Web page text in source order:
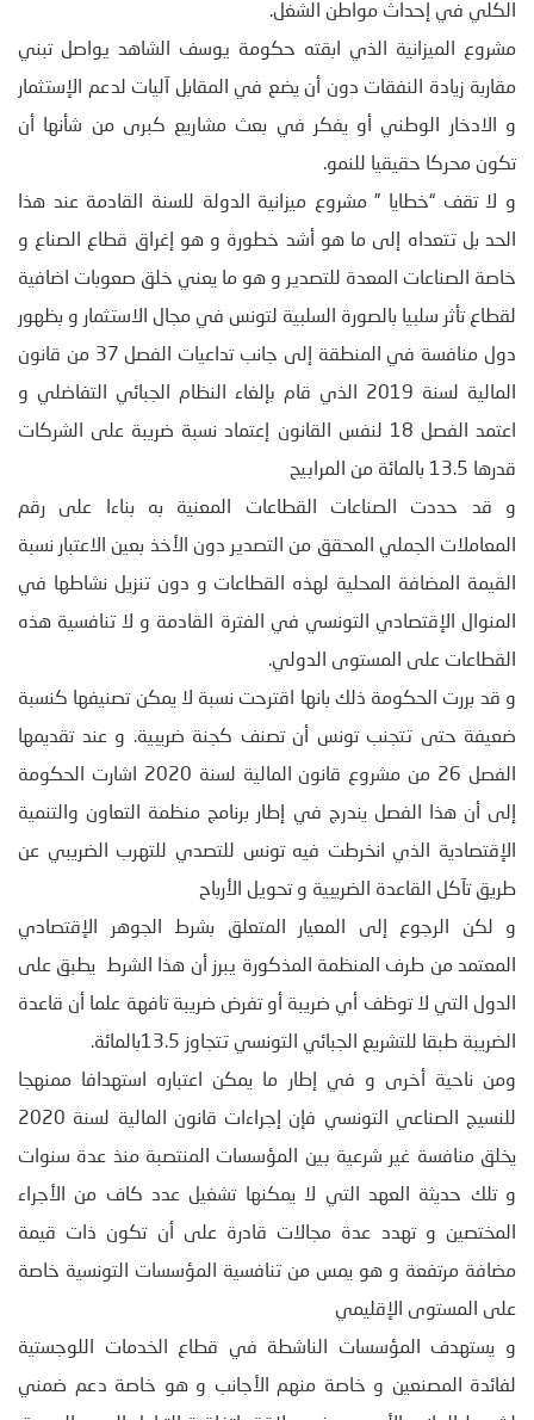
الكلي في إحداث مواطن الشغل.
مشروع الميزانية الذي ابقته حكومة يوسف الشاهد يواصل تبني
مقاربة زيادة النفقات دون أن يضع في المقابل آليات لدعم الإستثمار
و الادخار الوطني أو يفكر في بعث مشاريع كبرى من شأنها أن
تكون محركا حقيقيا للنمو.
و لا تقف “خطايا ” مشروع ميزانية الدولة للسنة القادمة عند هذا
الحد بل تتعداه إلى ما هو أشد خطورة و هو إغراق قطاع الصناع و
خاصة الصناعات المعدة للتصدير و هو ما يعني خلق صعوبات اضافية
لقطاع تأثر سلبيا بالصورة السلبية لتونس في مجال الاستثمار و بظهور
دول منافسة في المنطقة إلى جانب تداعيات الفصل 37 من قانون
المالية لسنة 2019 الذي قام بإلغاء النظام الجبائي التفاضلي و
اعتمد الفصل 18 لنفس القانون إعتماد نسبة ضريبة على الشركات
قدرها 13.5 بالمائة من المرابيح
و قد حددت الصناعات القطاعات المعنية به بناءا على رقم
المعاملات الجملي المحقق من التصدير دون الأخذ بعين الاعتبار نسبة
القيمة المضافة المحلية لهذه القطاعات و دون تنزيل نشاطها في
المنوال الإقتصادي التونسي في الفترة القادمة و لا تنافسية هذه
القطاعات على المستوى الدولي.
و قد بررت الحكومة ذلك بانها اقترحت نسبة لا يمكن تصنيفها كنسبة
ضعيفة حتى تتجنب تونس أن تصنف كجنة ضريبية. و عند تقديمها
الفصل 26 من مشروع قانون المالية لسنة 2020 اشارت الحكومة
إلى أن هذا الفصل يندرج في إطار برنامج منظمة التعاون والتنمية
الإقتصادية الذي انخرطت فيه تونس للتصدي للتهرب الضريبي عن
طريق تآكل القاعدة الضريبية و تحويل الأرباح
و لكن الرجوع إلى المعيار المتعلق بشرط الجوهر الإقتصادي
المعتمد من طرف المنظمة المذكورة يبرز أن هذا الشرط يطبق على
الدول التي لا توظف أي ضريبة أو تفرض ضريبة تافهة علما أن قاعدة
الضريبة طبقا للتشريع الجبائي التونسي تتجاوز 13.5بالمائة.
ومن ناحية أخرى و في إطار ما يمكن اعتباره استهدافا ممنهجا
للنسيج الصناعي التونسي فإن إجراءات قانون المالية لسنة 2020
يخلق منافسة غير شرعية بين المؤسسات المنتصبة منذ عدة سنوات
و تلك حديثة العهد التي لا يمكنها تشغيل عدد كاف من الأجراء
المختصين و تهدد عدة مجالات قادرة على أن تكون ذات قيمة
مضافة مرتفعة و هو يمس من تنافسية المؤسسات التونسية خاصة
على المستوى الإقليمي
و يستهدف المؤسسات الناشطة في قطاع الخدمات اللوجستية
لفائدة المصنعين و خاصة منهم الأجانب و هو خاصة دعم ضمني